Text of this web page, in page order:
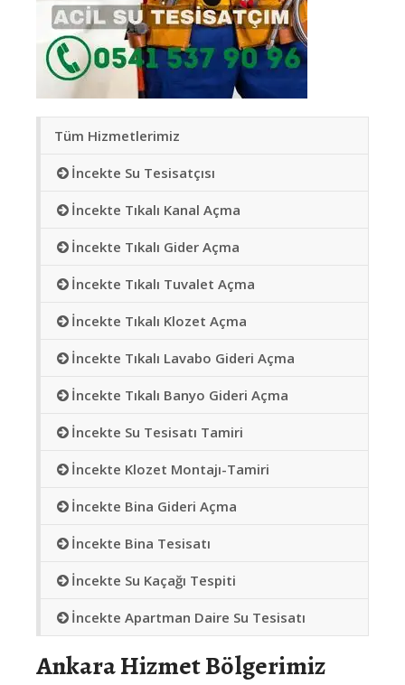
Tüm Hizmetlerimiz
İncekte Su Tesisatçısı
İncekte Tıkalı Kanal Açma
İncekte Tıkalı Gider Açma
İncekte Tıkalı Tuvalet Açma
İncekte Tıkalı Klozet Açma
İncekte Tıkalı Lavabo Gideri Açma
İncekte Tıkalı Banyo Gideri Açma
İncekte Su Tesisatı Tamiri
İncekte Klozet Montajı-Tamiri
İncekte Bina Gideri Açma
İncekte Bina Tesisatı
İncekte Su Kaçağı Tespiti
İncekte Apartman Daire Su Tesisatı
Ankara Hizmet Bölgerimiz